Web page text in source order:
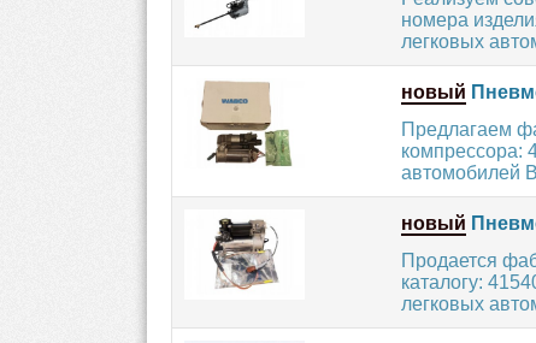
номера
легковых
новый
Предлагаем
компрессора:
автомобилей
новый
Продается
каталогу:
легковых